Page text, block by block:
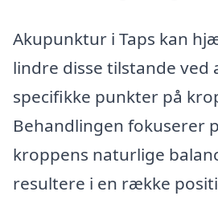
Akupunktur i Taps kan
lindre disse tilstande ved
specifikke punkter på
Behandlingen fokuserer
kroppens naturlige
resultere i en række